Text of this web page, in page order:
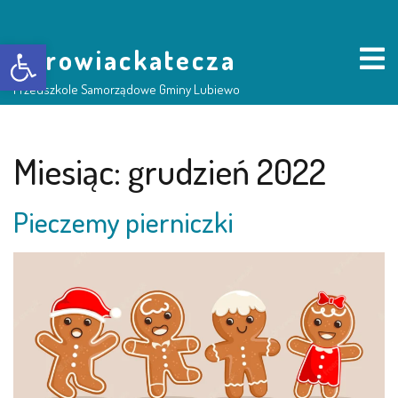
Otwórz pasek narzędzi
borowiackatecza
Przedszkole Samorządowe Gminy Lubiewo
RADA RODZICÓW
GRUPY DZIECI
Miesiąc: grudzień 2022
Pieczemy pierniczki